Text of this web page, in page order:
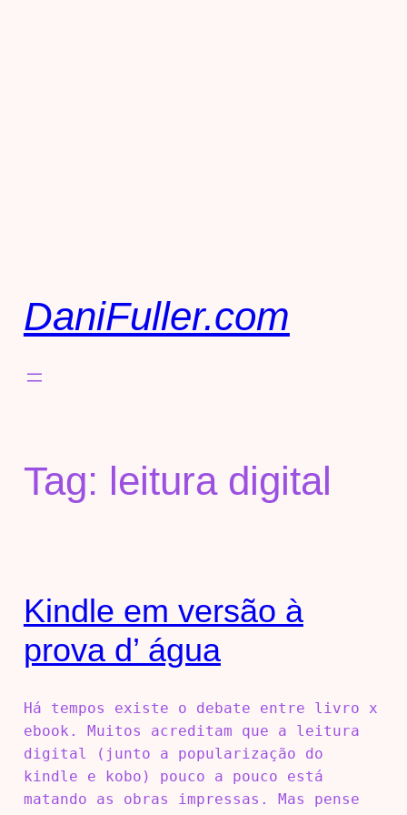
DaniFuller.com
Tag: leitura digital
Kindle em versão à
prova d’ água
Há tempos existe o debate entre livro x
ebook. Muitos acreditam que a leitura
digital (junto a popularização do
kindle e kobo) pouco a pouco está
matando as obras impressas. Mas pense